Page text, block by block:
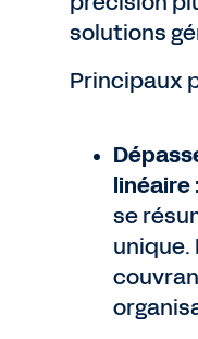
solutions
Principaux
linéaire
se
unique.